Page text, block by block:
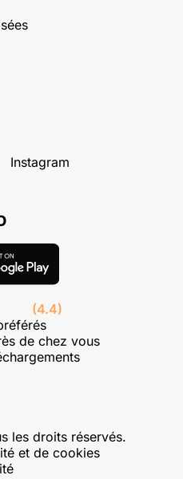
Instagram
(4.4)
de chez vous
les droits réservés.
et de cookies